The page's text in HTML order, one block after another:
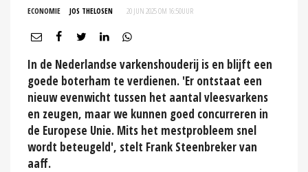
ECONOMIE JOS THELOSEN 20 JUN 2025 OM 16:50UUR
In de Nederlandse varkenshouderij is en blijft een
goede boterham te verdienen. 'Er ontstaat een
nieuw evenwicht tussen het aantal vleesvarkens
en zeugen, maar we kunnen goed concurreren in
de Europese Unie. Mits het mestprobleem snel
wordt beteugeld', stelt Frank Steenbreker van
aaff.